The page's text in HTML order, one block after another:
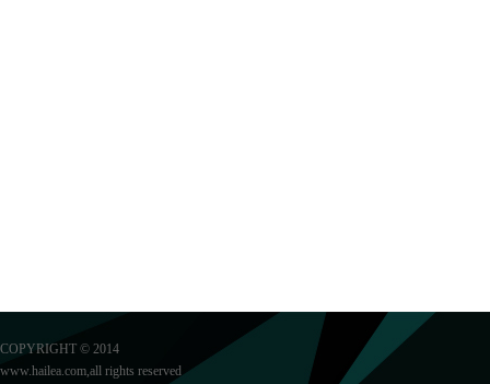
COPYRIGHT © 2014
www.hailea.com,all rights reserved